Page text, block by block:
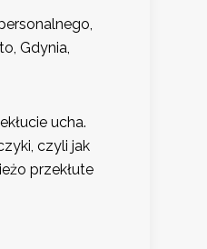
Gdynia,
ucha.
czyli jak
przekłute